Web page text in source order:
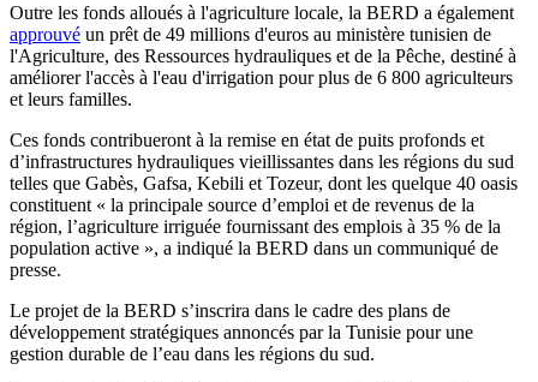
Outre les fonds alloués à l'agriculture locale, la BERD a également
approuvé un prêt de 49 millions d'euros au ministère tunisien de
l'Agriculture, des Ressources hydrauliques et de la Pêche, destiné à
améliorer l'accès à l'eau d'irrigation pour plus de 6 800 agriculteurs
et leurs familles.
Ces fonds contribueront à la remise en état de puits profonds et
d’infrastructures hydrauliques vieillissantes dans les régions du sud
telles que Gabès, Gafsa, Kebili et Tozeur, dont les quelque 40 oasis
constituent « la principale source d’emploi et de revenus de la
région, l’agriculture irriguée fournissant des emplois à 35 % de la
population active », a indiqué la BERD dans un communiqué de
presse.
Le projet de la BERD s’inscrira dans le cadre des plans de
développement stratégiques annoncés par la Tunisie pour une
gestion durable de l’eau dans les régions du sud.